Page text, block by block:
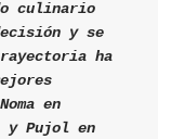
culinario
y se
ha
en
y Pujol en